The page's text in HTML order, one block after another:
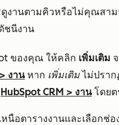
งานตามคิวหรือไม่คุณสาม
ชนีงาน
ของคุณ ให้คลิก เพิ่มเติม
> งานหาก เพิ่มเติมไม่ปรา
HubSpot CRM > งานโดยต
หนือตารางงานและเลือกช่อ